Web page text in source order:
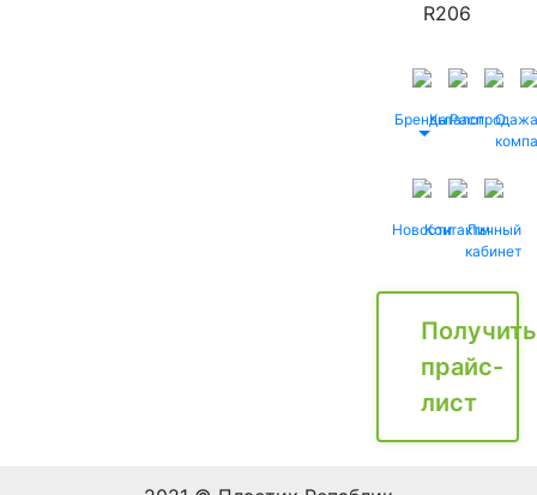
R206
БрендыКаталог
Распродажа
О
НовостиКонтактыЛичный
кабинет
Получить
прайс-
лист